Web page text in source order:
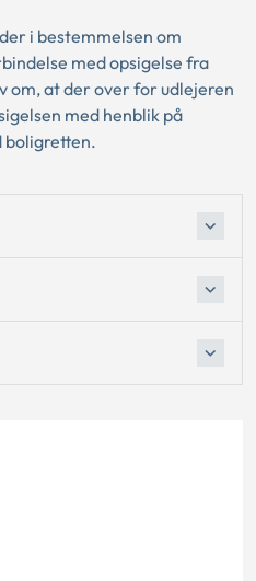
i bestemmelsen om
med opsigelse fra
om, at der over for udlejeren
med henblik på
boligretten.